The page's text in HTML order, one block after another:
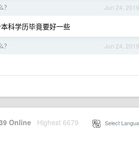
Jun 24, 2019
科学历毕竟要好一些
Jun 24, 2019
Online Highest 6679 Select